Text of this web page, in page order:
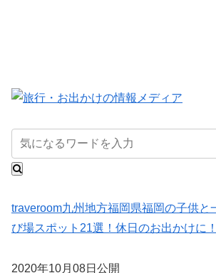
traveroom九州地方福岡県福岡の子供と
び場スポット21選！休日のお出かけに！
2020年10月08日公開